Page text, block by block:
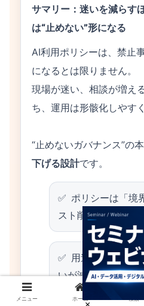
サマリー：迷いを減らす
は“止めない”形になる
AI利用ポリシーは、禁止
になるとは限りません。
現場が迷い、相談が増え
ち、運用は形骸化しやす
“止めないガバナンス”の本
下げる設計です。
ポリシーは「境
スト削減」のセット
用途別にOK/注
いが減る
メニュー ホーム 検索